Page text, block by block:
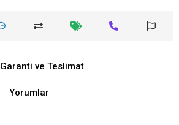
Garanti ve Teslimat
Yorumlar